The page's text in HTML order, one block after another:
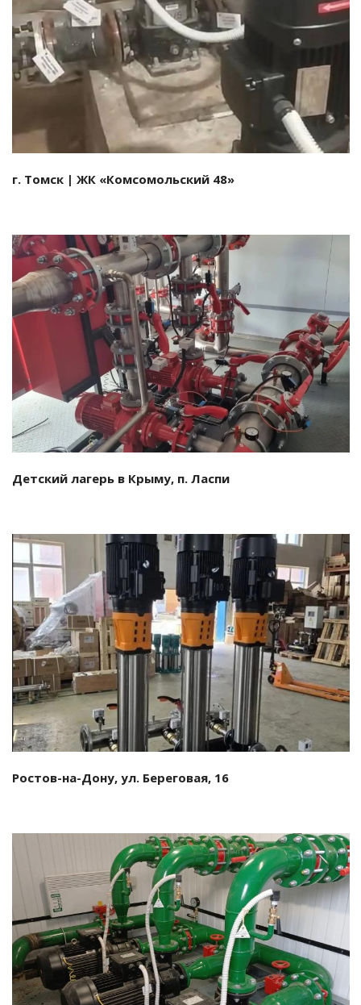
Смотреть проект
г. Томск | ЖК «Комсомольский 48»
Смотреть проект
Детский лагерь в Крыму, п. Ласпи
Смотреть проект
Ростов-на-Дону, ул. Береговая, 16
Смотреть проект